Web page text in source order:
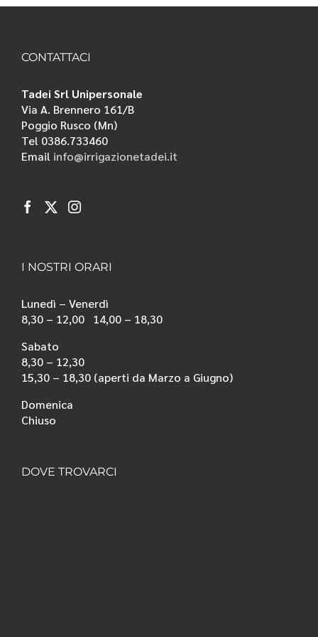
CONTATTACI
Tadei Srl Unipersonale
Via A. Brennero 161/B
Poggio Rusco (Mn)
Tel 0386.733460
Email info@irrigazionetadei.it
I NOSTRI ORARI
Lunedì – Venerdì
8,30 – 12,00 14,00 – 18,30
Sabato
8,30 – 12,30
15,30 – 18,30 (aperti da Marzo a Giugno)
Domenica
Chiuso
DOVE TROVARCI